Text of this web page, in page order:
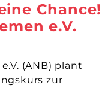
Chance!
e.V.
(ANB) plant
zur